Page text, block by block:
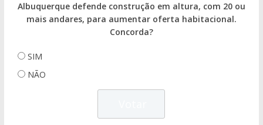
Albuquerque defende construção em altura, com 20 ou
mais andares, para aumentar oferta habitacional.
Concorda?
SIM
NÃO